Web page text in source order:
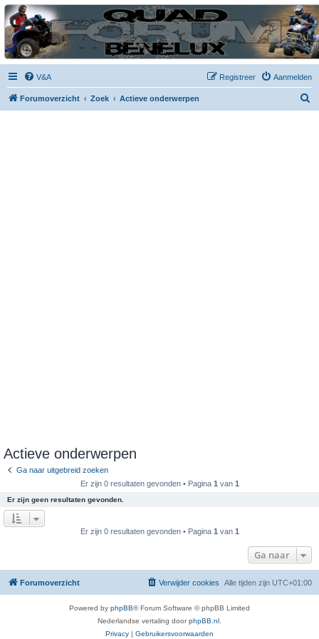
| QFB |
Hét quadforum van de Benelux
V&A Aanmelden
Registreer
Forumoverzicht Zoek Actieve onderwerpen
Actieve onderwerpen
Ga naar uitgebreid zoeken
Er zijn 0 resultaten gevonden • Pagina 1 van 1
Er zijn geen resultaten gevonden.
Er zijn 0 resultaten gevonden • Pagina 1 van 1
Ga naar
Forumoverzicht Alle tijden zijn UTC+01:00
Verwijder cookies
Powered by phpBB® Forum Software © phpBB Limited
Nederlandse vertaling doorphpBB.nl
Privacy | Gebruikersvoorwaarden